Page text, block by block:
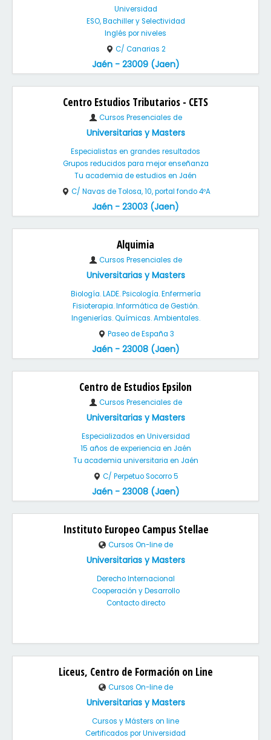
Universidad
ESO, Bachiller y Selectividad
Inglés por niveles
C/ Canarias 2
Jaén - 23009 (Jaen)
Centro Estudios Tributarios - CETS
Cursos Presenciales de
Universitarias y Masters
Especialistas en grandes resultados
Grupos reducidos para mejor enseñanza
Tu academia de estudios en Jaén
C/ Navas de Tolosa, 10, portal fondo 4ºA
Jaén - 23003 (Jaen)
Alquimia
Cursos Presenciales de
Universitarias y Masters
Biología. LADE. Psicología. Enfermería
Fisioterapia. Informática de Gestión.
Ingenierías. Químicas. Ambientales.
Paseo de España 3
Jaén - 23008 (Jaen)
Centro de Estudios Epsilon
Cursos Presenciales de
Universitarias y Masters
Especializados en Universidad
15 años de experiencia en Jaén
Tu academia universitaria en Jaén
C/ Perpetuo Socorro 5
Jaén - 23008 (Jaen)
Instituto Europeo Campus Stellae
Cursos On-line de
Universitarias y Masters
Derecho Internacional
Cooperación y Desarrollo
Contacto directo
Liceus, Centro de Formación on Line
Cursos On-line de
Universitarias y Masters
Cursos y Másters on line
Certificados por Universidad